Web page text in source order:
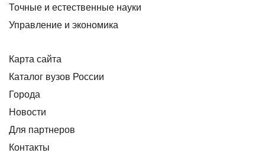
Точные и естественные науки
Управление и экономика
Карта сайта
Каталог вузов России
Города
Новости
Для партнеров
Контакты